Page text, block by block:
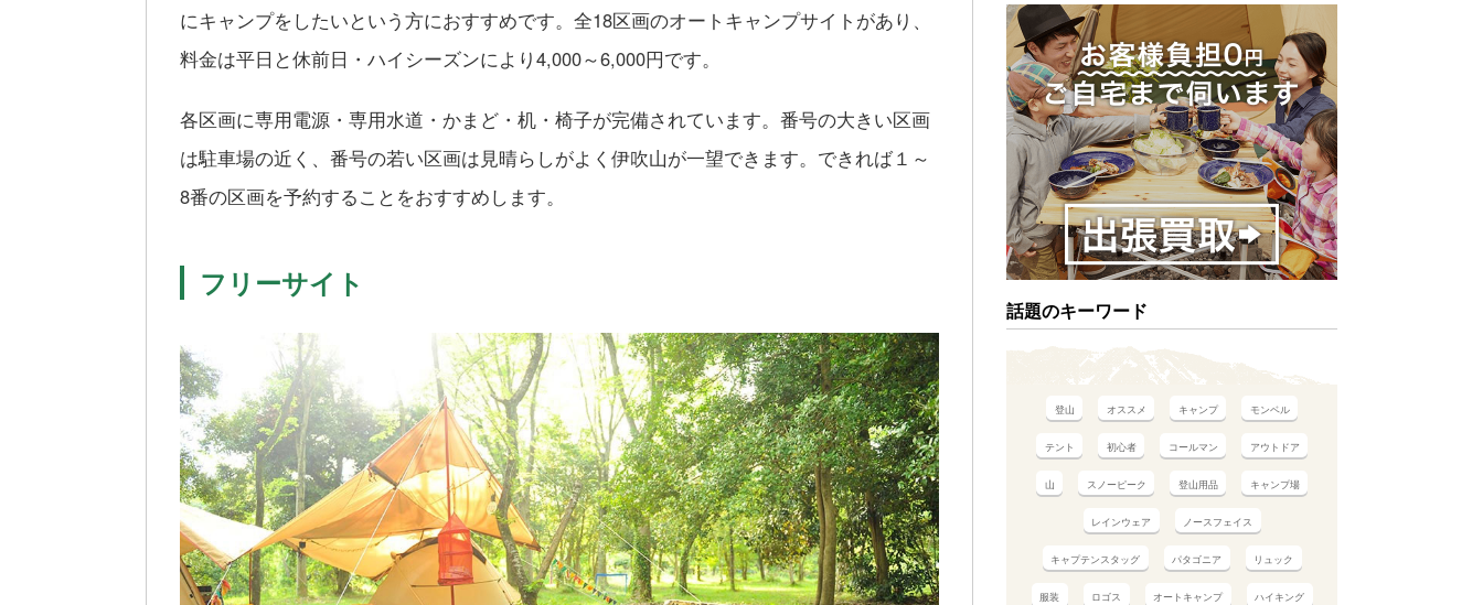
にキャンプをしたいという方におすすめです。全18区画のオートキャンプサイトがあり、
料金は平日と休前日・ハイシーズンにより4,000～6,000円です。
各区画に専用電源・専用水道・かまど・机・椅子が完備されています。番号の大きい区画
は駐車場の近く、番号の若い区画は見晴らしがよく伊吹山が一望できます。できれば１～
8番の区画を予約することをおすすめします。
フリーサイト
話題のキーワード
登山 オススメ キャンプ モンベル
テント 初心者 コールマン アウトドア
山 スノーピーク 登山用品 キャンプ場
レインウェア ノースフェイス
キャプテンスタッグ パタゴニア リュック
服装 ロゴス オートキャンプ ハイキング